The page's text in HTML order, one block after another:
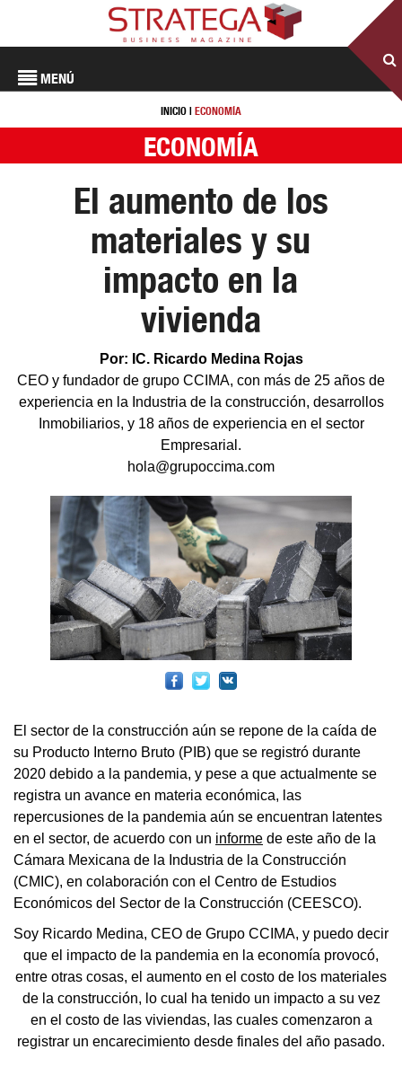
MENÚ
INICIO | ECONOMÍA
ECONOMÍA
El aumento de los
materiales y su
impacto en la
vivienda
Por: IC. Ricardo Medina Rojas
CEO y fundador de grupo CCIMA, con más de 25 años de
experiencia en la Industria de la construcción, desarrollos
Inmobiliarios, y 18 años de experiencia en el sector
Empresarial.
hola@grupoccima.com
El sector de la construcción aún se repone de la caída de
su Producto Interno Bruto (PIB) que se registró durante
2020 debido a la pandemia, y pese a que actualmente se
registra un avance en materia económica, las
repercusiones de la pandemia aún se encuentran latentes
en el sector, de acuerdo con un informe de este año de la
Cámara Mexicana de la Industria de la Construcción
(CMIC), en colaboración con el Centro de Estudios
Económicos del Sector de la Construcción (CEESCO).
Soy Ricardo Medina, CEO de Grupo CCIMA, y puedo decir
que el impacto de la pandemia en la economía provocó,
entre otras cosas, el aumento en el costo de los materiales
de la construcción, lo cual ha tenido un impacto a su vez
en el costo de las viviendas, las cuales comenzaron a
registrar un encarecimiento desde finales del año pasado.